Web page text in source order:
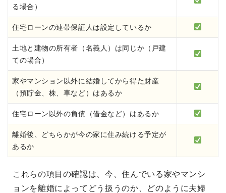
る場合）
住宅ローンの連帯保証人は設定しているか
土地と建物の所有者（名義人）は同じか（戸建
ての場合）
家やマンション以外に結婚してから得た財産
（預貯金、株、車など）はあるか
住宅ローン以外の負債（借金など）はあるか
離婚後、どちらかが今の家に住み続ける予定が
あるか
これらの項目の確認は、今、住んでいる家やマンシ
ョンを離婚によってどう扱うのか、どのように夫婦